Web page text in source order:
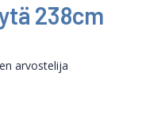
238cm
arvostelija